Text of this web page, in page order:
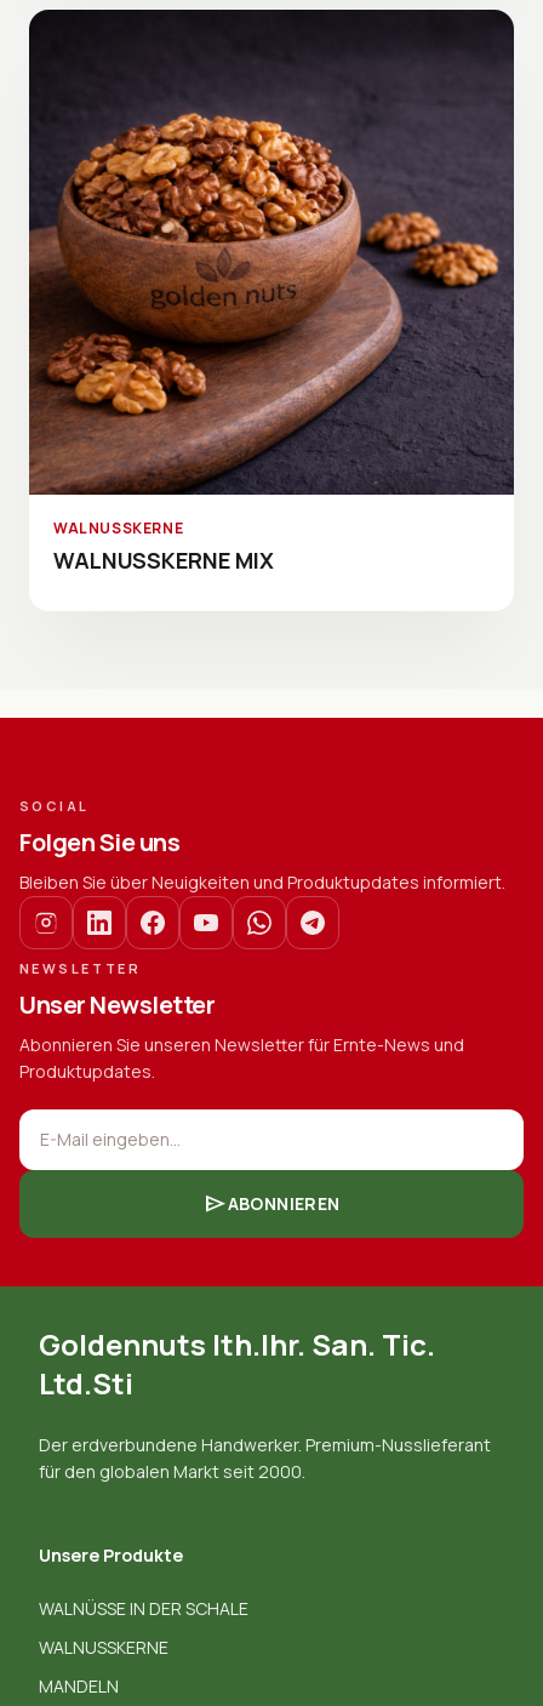
WALNUSSKERNE
WALNUSSKERNE MIX
SOCIAL
Folgen Sie uns
Bleiben Sie über Neuigkeiten und Produktupdates informiert.
NEWSLETTER
Unser Newsletter
Abonnieren Sie unseren Newsletter für Ernte-News und
Produktupdates.
E-Mail eingeben...
sendABONNIEREN
Goldennuts Ith.Ihr. San. Tic.
Ltd.Sti
Der erdverbundene Handwerker. Premium-Nusslieferant
für den globalen Markt seit 2000.
Unsere Produkte
WALNÜSSE IN DER SCHALE
WALNUSSKERNE
MANDELN